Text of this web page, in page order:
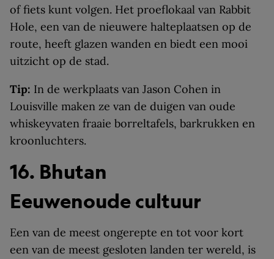
of fiets kunt volgen. Het proeflokaal van Rabbit
Hole, een van de nieuwere halteplaatsen op de
route, heeft glazen wanden en biedt een mooi
uitzicht op de stad.
Tip: In de werkplaats van Jason Cohen in
Louisville maken ze van de duigen van oude
whiskeyvaten fraaie borreltafels, barkrukken en
kroonluchters.
16. Bhutan
Eeuwenoude cultuur
Een van de meest ongerepte en tot voor kort
een van de meest gesloten landen ter wereld, is